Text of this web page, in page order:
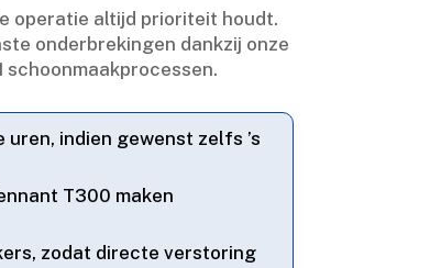
operatie altijd prioriteit houdt.​
onderbrekingen dankzij onze
schoonmaakprocessen.​
indien gewenst zelfs ’s
T300 maken
zodat directe verstoring